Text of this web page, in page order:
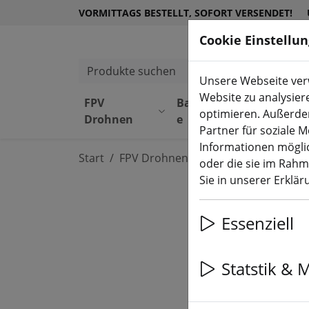
VORMITTAGS BESTELLT, SOFORT VERSENDET!
Produkte suchen
FPV
Drohnen
Bauteil
e
Equipmen
t
Start FPV Drohnen RTF, BNF & PNP
Cookie
Unsere Webseite
Website zu
optimieren.
Partner für soziale
Informationen
oder die sie im
Sie in unserer
Essenziell
Statstik &